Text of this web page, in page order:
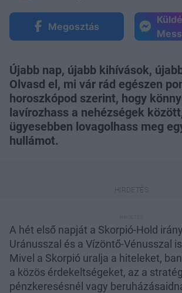
Megosztás
Újabb nap, újabb kihívások,
Olvasd el, mi vár rád egészen
horoszkópod szerint, hogy
lavírozhass a nehézségek
ügyesebben lovagolhass meg
hullámot.
A hét első napját a Skorpió-Hold
Uránusszal és a Vízöntő-Vénusszal
Mivel a Skorpió uralja a hiteleket,
a közös érdekeltségeket, az a
pénzkeresésnél vagy